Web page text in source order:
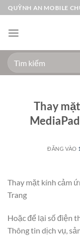
Bỏ
qua
nội
QUỲNH AN MOBILE
Tìm
kiếm:
Thay
ĐĂNG VÀO
Thay mặt kính cảm
Trang
Hoặc để lại số điện
Thông tin dịch vụ,